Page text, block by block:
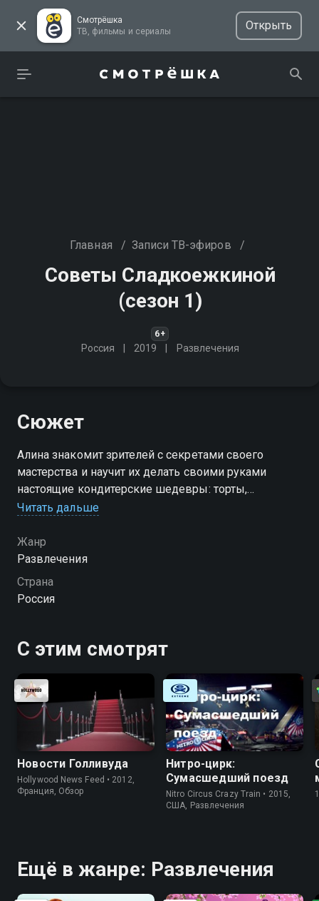
Смотрёшка
ТВ, фильмы и сериалы
Открыть
Главная / Записи ТВ-эфиров /
Советы Сладкоежкиной
(сезон 1)
6+
Россия 2019 Развлечения
Сюжет
Алина знакомит зрителей с секретами своего
мастерства и научит их делать своими руками
настоящие кондитерские шедевры: торты,
пирожные, пряничные домики, капкейки и многое
Посмотреть онлайн 1 сезон сериала Советы
Сладкоежкиной вы можете совершенно бесплатно
в хорошем HD качестве на Смотрёшке
Читать дальше
Жанр
Развлечения
Страна
Россия
С этим смотрят
Новости Голливуда
Hollywood News Feed • 2012,
Франция, Обзор
Нитро-цирк:
Сумасшедший поезд
Nitro Circus Crazy Train • 2015,
США, Развлечения
Ещё в жанре: Развлечения